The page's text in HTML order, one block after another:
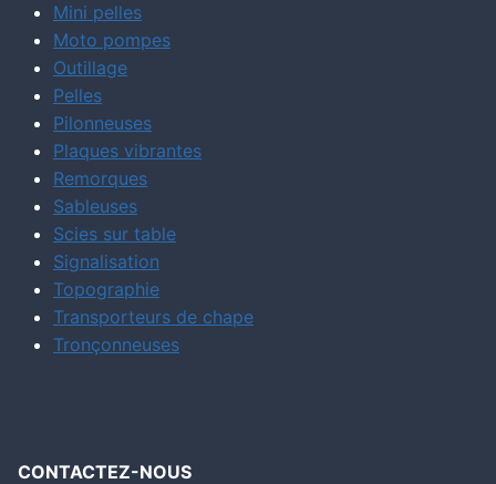
Mini pelles
Moto pompes
Outillage
Pelles
Pilonneuses
Plaques vibrantes
Remorques
Sableuses
Scies sur table
Signalisation
Topographie
Transporteurs de chape
Tronçonneuses
CONTACTEZ-NOUS